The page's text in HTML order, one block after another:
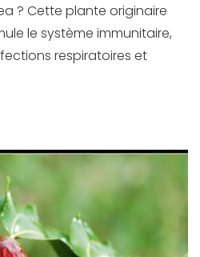
? Cette plante originaire
le système immunitaire,
respiratoires et